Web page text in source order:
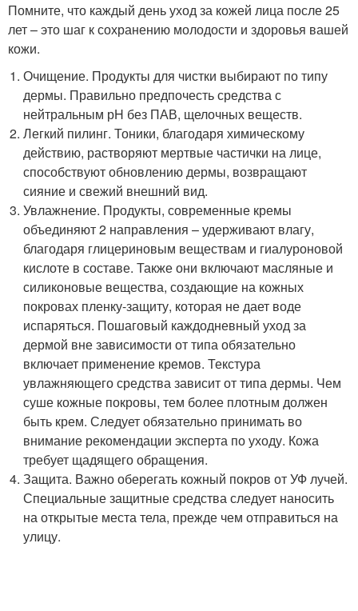
Помните, что каждый день уход за кожей лица после 25
лет – это шаг к сохранению молодости и здоровья вашей
кожи.
Очищение. Продукты для чистки выбирают по типу
дермы. Правильно предпочесть средства с
нейтральным рH без ПАВ, щелочных веществ.
Легкий пилинг. Тоники, благодаря химическому
действию, растворяют мертвые частички на лице,
способствуют обновлению дермы, возвращают
сияние и свежий внешний вид.
Увлажнение. Продукты, современные кремы
объединяют 2 направления – удерживают влагу,
благодаря глицериновым веществам и гиалуроновой
кислоте в составе. Также они включают масляные и
силиконовые вещества, создающие на кожных
покровах пленку-защиту, которая не дает воде
испаряться. Пошаговый каждодневный уход за
дермой вне зависимости от типа обязательно
включает применение кремов. Текстура
увлажняющего средства зависит от типа дермы. Чем
суше кожные покровы, тем более плотным должен
быть крем. Следует обязательно принимать во
внимание рекомендации эксперта по уходу. Кожа
требует щадящего обращения.
Защита. Важно оберегать кожный покров от УФ лучей.
Специальные защитные средства следует наносить
на открытые места тела, прежде чем отправиться на
улицу.